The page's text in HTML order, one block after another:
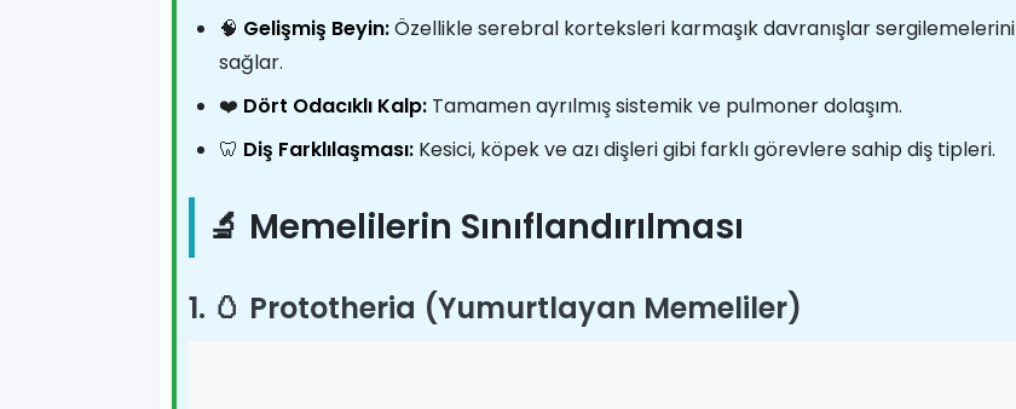
🧠 Gelişmiş Beyin:Özellikle serebral korteksleri karmaşık davranışlar sergilemelerini
sağlar.
❤️ Dört Odacıklı Kalp: Tamamen ayrılmış sistemik ve pulmoner dolaşım.
🦷 Diş Farklılaşması: Kesici, köpek ve azı dişleri gibi farklı görevlere sahip diş tipleri.
🔬 Memelilerin Sınıflandırılması
1. 🥚 Prototheria (Yumurtlayan Memeliler)